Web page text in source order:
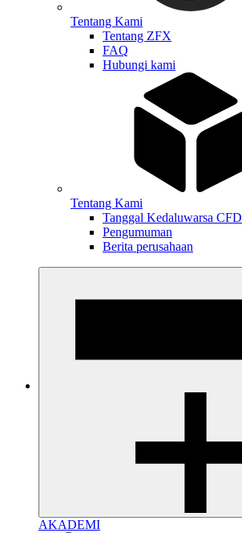
Tentang Kami
Tentang ZFX
FAQ
Hubungi kami
Tentang Kami
Tanggal Kedaluwarsa CFD
Pengumuman
Berita perusahaan
AKADEMI